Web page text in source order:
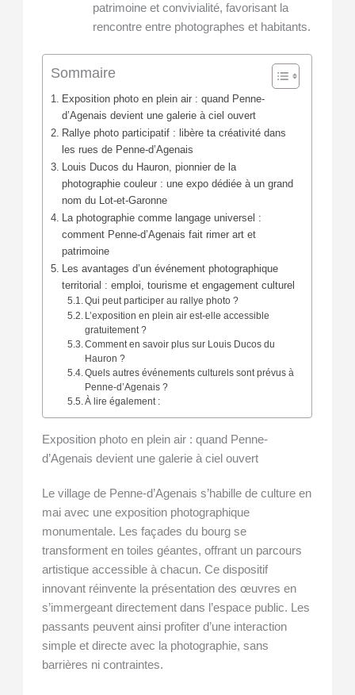
patrimoine et convivialité, favorisant la
rencontre entre photographes et habitants.
Sommaire
Exposition photo en plein air : quand Penne-
d’Agenais devient une galerie à ciel ouvert
Rallye photo participatif : libère ta créativité dans
les rues de Penne-d’Agenais
Louis Ducos du Hauron, pionnier de la
photographie couleur : une expo dédiée à un grand
nom du Lot-et-Garonne
La photographie comme langage universel :
comment Penne-d’Agenais fait rimer art et
patrimoine
Les avantages d’un événement photographique
territorial : emploi, tourisme et engagement culturel
Qui peut participer au rallye photo ?
L’exposition en plein air est-elle accessible
gratuitement ?
Comment en savoir plus sur Louis Ducos du
Hauron ?
Quels autres événements culturels sont prévus à
Penne-d’Agenais ?
À lire également :
Exposition photo en plein air : quand Penne-
d’Agenais devient une galerie à ciel ouvert
Le village de Penne-d’Agenais s’habille de culture en
mai avec une exposition photographique
monumentale. Les façades du bourg se
transforment en toiles géantes, offrant un parcours
artistique accessible à chacun. Ce dispositif
innovant réinvente la présentation des œuvres en
s’immergeant directement dans l’espace public. Les
passants peuvent ainsi profiter d’une interaction
simple et directe avec la photographie, sans
barrières ni contraintes.